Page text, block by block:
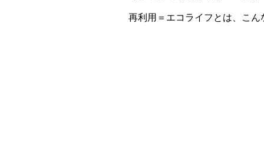
再利用＝エコライフとは、こん